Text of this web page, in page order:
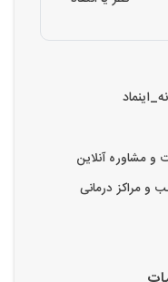
و مشاوره آنلاین
و مراکز درمانی